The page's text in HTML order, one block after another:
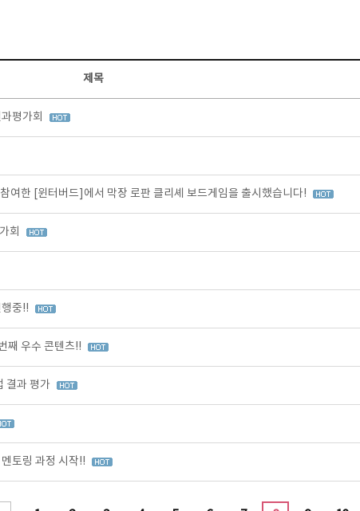
제목
평가회
여한 [윈터버드]에서 막장 로판 클리셰 보드게임을 출시했습니다!
회
중!!
째 우수 콘텐츠!!
결과 평가
토링 과정 시작!!